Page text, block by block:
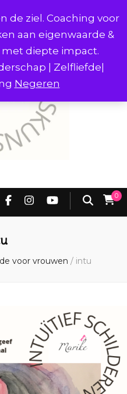
de ziel. Coaching voor
aan eigenwaarde &
diepte impact.
| Zelfliefde|
Negeren
0
voor vrouwen / intu